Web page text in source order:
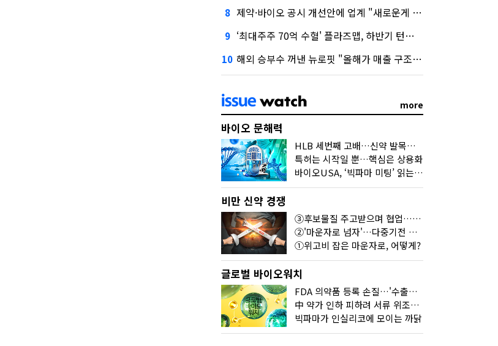
8 제약·바이오 공시 개선안에 업계 "새로운게 없다"
9 ‘최대주주 70억 수혈' 플라즈맵, 하반기 턴어라운드 정조준
10 해외 승부수 꺼낸 뉴로핏 "올해가 매출 구조 변곡점"
more
바이오 문해력
HLB 세번째 고배…신약 발목잡는 '제조·품질'
특허는 시작일 뿐…핵심은 상용화
바이오USA, ‘빅파마 미팅’ 읽는 법
비만 신약 경쟁
③후보물질 주고받으며 협업…달라진 개발법
②'마운자로 넘자'…다중기전 경쟁 본격화
①위고비 잡은 마운자로, 어떻게?
글로벌 바이오워치
FDA 의약품 등록 손질…'수출기업 관리 강화'
中 약가 인하 피하려 서류 위조한 제약사
빅파마가 인실리코에 모이는 까닭